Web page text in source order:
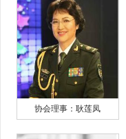
协会理事：耿莲凤